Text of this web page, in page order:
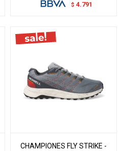
$ 4.791
CHAMPIONES FLY STRIKE -